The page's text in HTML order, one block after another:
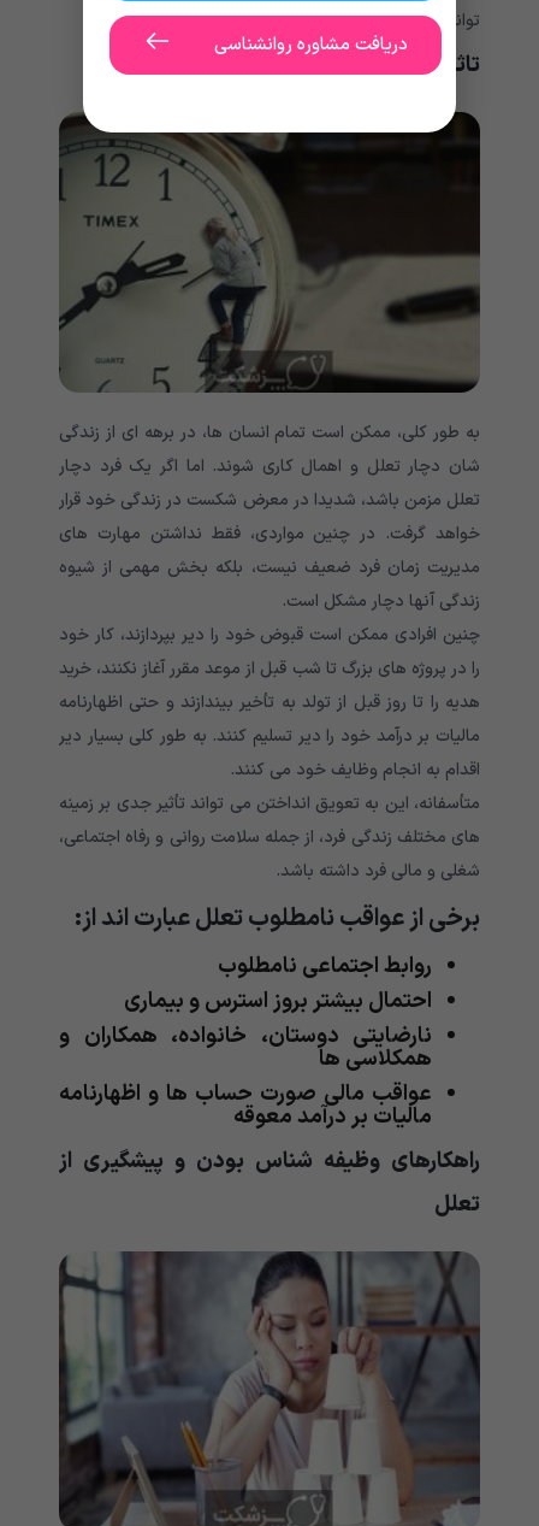
توانایی ها خارق العاده ای دارند.
تاثیرات منفی تعلل و به تعویق انداختن کارها
به طور کلی، ممکن است تمام انسان ها، در برهه ای از زندگی
شان دچار تعلل و اهمال کاری شوند. اما اگر یک فرد دچار
تعلل مزمن باشد، شدیدا در معرض شکست در زندگی خود قرار
خواهد گرفت. در چنین مواردی، فقط نداشتن مهارت های
مدیریت زمان فرد ضعیف نیست، بلکه بخش مهمی از شیوه
زندگی آنها دچار مشکل است.
چنین افرادی ممکن است قبوض خود را دیر بپردازند، کار خود
را در پروژه های بزرگ تا شب قبل از موعد مقرر آغاز نکنند، خرید
هدیه را تا روز قبل از تولد به تأخیر بیندازند و حتی اظهارنامه
مالیات بر درآمد خود را دیر تسلیم کنند. به طور کلی بسیار دیر
اقدام به انجام وظایف خود می کنند.
متأسفانه، این به تعویق انداختن می تواند تأثیر جدی بر زمینه
های مختلف زندگی فرد، از جمله سلامت روانی و رفاه اجتماعی،
شغلی و مالی فرد داشته باشد.
برخی از عواقب نامطلوب تعلل عبارت اند از:
روابط اجتماعی نامطلوب
احتمال بیشتر بروز استرس و بیماری
نارضایتی دوستان، خانواده، همکاران و
همکلاسی ها
عواقب مالی صورت حساب ها و اظهارنامه
مالیات بر درآمد معوقه
راهکارهای وظیفه شناس بودن و پیشگیری از
تعلل
دریافت مشاوره روانشناسی